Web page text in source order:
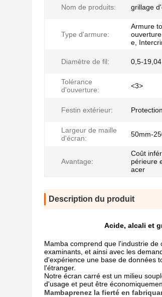
Nom de produits: grillage
Type d'armure:
Armure
e,
Diamètre de fil: 0,5-
Tolérance
d'ouverture:
<3>
Festin extérieur:
Largeur de maille
d'écran:
50mm-
Avantage:
Coût
périeure
acer
Description du produit
Acide, alcali et
Mamba comprend que l'industrie
examinants, et ainsi avec les
d'expérience une base de données
l'étranger.
Notre écran carré est un milieu
d'usage et peut être
Mambaprenez la fierté en